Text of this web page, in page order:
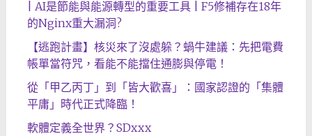
| AI是節能與能源轉型的重要工具 | F5修補存在18年
的Nginx重大漏洞?
【逃跑計畫】核災來了沒處躲？蝸牛建議：先把電費
帳單當符咒，看能不能擋住通膨與停電！
從「甲乙丙丁」到「皆大歡喜」：國家認證的「集體
平庸」時代正式降臨！
軟體定義全世界？SDxxx